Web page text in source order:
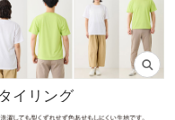
イリング